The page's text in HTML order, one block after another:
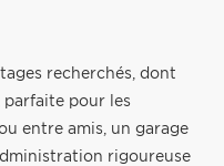
recherchés, dont
parfaite pour les
entre amis, un garage
rigoureuse